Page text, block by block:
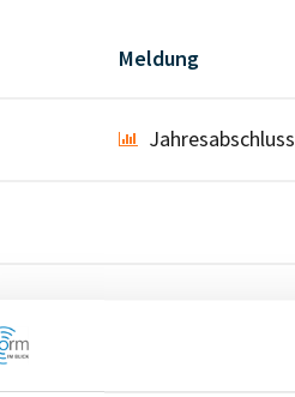
Meldung
Jahresabschluss